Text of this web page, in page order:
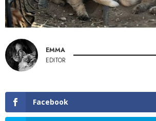
EMMA
EDITOR
Facebook